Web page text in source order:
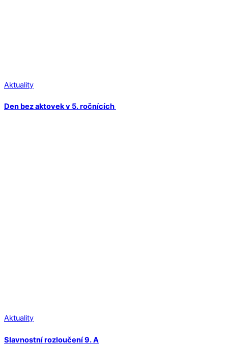
Aktuality
Den bez aktovek v 5. ročnících
Aktuality
Slavnostní rozloučení 9. A